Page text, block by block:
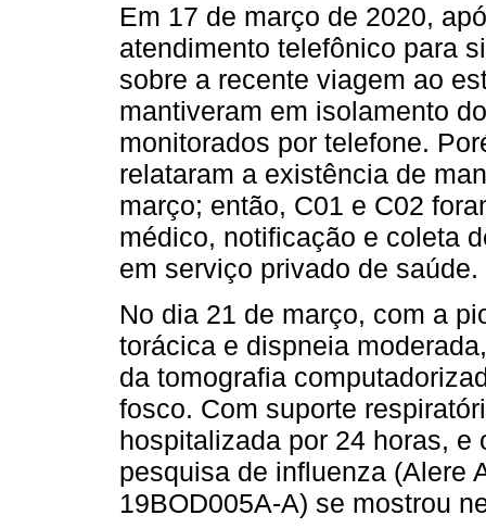
Em 17 de março de 2020,
atendimento telefônico para
sobre a recente viagem ao
mantiveram em isolamento
monitorados por telefone.
relataram a existência de
março; então, C01 e C02
médico, notificação e coleta
em serviço privado de saúde.
No dia 21 de março, com a
torácica e dispneia
da tomografia
fosco. Com suporte
hospitalizada por 24 horas, e
pesquisa de influenza (Alere
19BOD005A-A) se mostrou